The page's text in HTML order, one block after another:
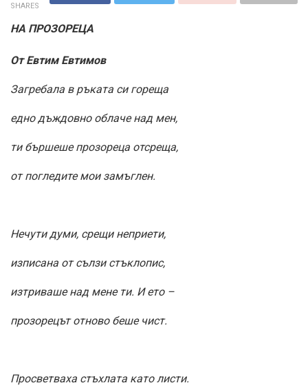
SHARES
НА ПРОЗОРЕЦА
От Евтим Евтимов
Загребала в ръката си гореща
едно дъждовно облаче над мен,
ти бършеше прозореца отсреща,
от погледите мои замъглен.
Нечути думи, срещи неприети,
изписана от сълзи стъклопис,
изтриваше над мене ти. И ето –
прозорецът отново беше чист.
Просветваха стъхлата като листи.